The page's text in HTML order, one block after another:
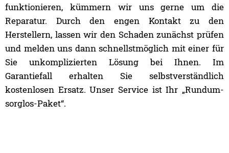
funktionieren, kümmern wir uns gerne um die
Reparatur. Durch den engen Kontakt zu den
Herstellern, lassen wir den Schaden zunächst prüfen
und melden uns dann schnellstmöglich mit einer für
Sie unkomplizierten Lösung bei Ihnen. Im
Garantiefall erhalten Sie selbstverständlich
kostenlosen Ersatz. Unser Service ist Ihr „Rundum-
sorglos-Paket“.